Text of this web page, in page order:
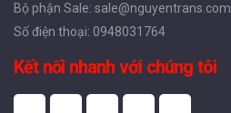
Bộ phận Sale: sale@nguyentrans.com
Số điện thoại: 0948031764
Kết nối nhanh với chúng tôi